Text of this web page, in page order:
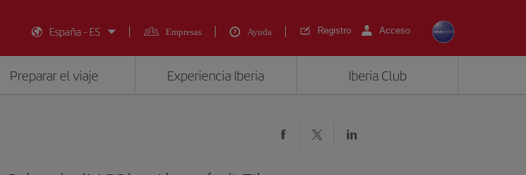
España - ES
Empresas Ayuda Registro Acceso
Preparar el viaje Experiencia Iberia Iberia Club